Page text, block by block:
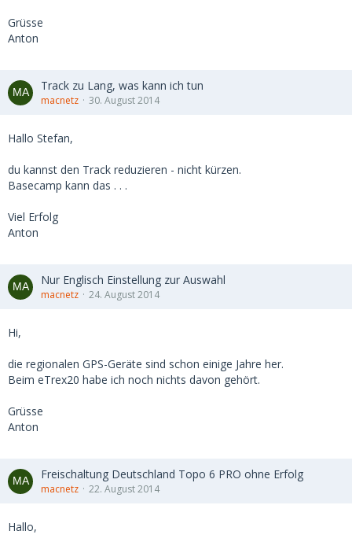
Grüsse
Anton
Track zu Lang, was kann ich tun
macnetz 30. August 2014
Hallo Stefan,
du kannst den Track reduzieren - nicht kürzen.
Basecamp kann das . . .
Viel Erfolg
Anton
Nur Englisch Einstellung zur Auswahl
macnetz 24. August 2014
Hi,
die regionalen GPS-Geräte sind schon einige Jahre her.
Beim eTrex20 habe ich noch nichts davon gehört.
Grüsse
Anton
Freischaltung Deutschland Topo 6 PRO ohne Erfolg
macnetz 22. August 2014
Hallo,